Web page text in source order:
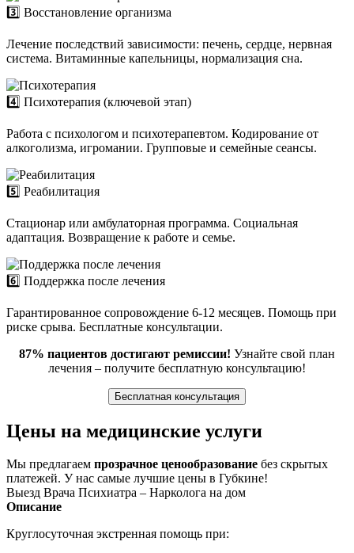
3️⃣ Восстановление организма
Лечение последствий зависимости: печень, сердце, нервная
система. Витаминные капельницы, нормализация сна.
4️⃣ Психотерапия (ключевой этап)
Работа с психологом и психотерапевтом. Кодирование от
алкоголизма, игромании. Групповые и семейные сеансы.
5️⃣ Реабилитация
Стационар или амбулаторная программа. Социальная
адаптация. Возвращение к работе и семье.
6️⃣ Поддержка после лечения
Гарантированное сопровождение 6-12 месяцев. Помощь при
риске срыва. Бесплатные консультации.
87% пациентов достигают ремиссии! Узнайте свой план
лечения – получите бесплатную консультацию!
Бесплатная консультация
Цены на медицинские услуги
Мы предлагаем прозрачное ценообразование без скрытых
платежей. У нас самые лучшие цены в Губкине!
Выезд Врача Психиатра – Нарколога на дом
Описание
Круглосуточная экстренная помощь при: